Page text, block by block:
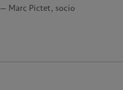
— Marc Pictet, socio